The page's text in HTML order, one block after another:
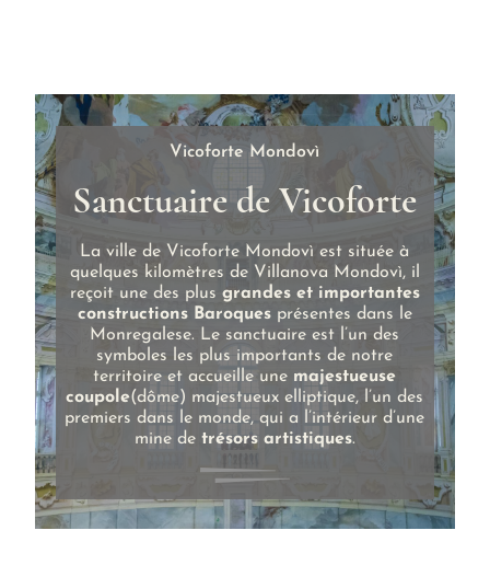
Vicoforte Mondovì
Sanctuaire de Vicoforte
La ville de Vicoforte Mondovì est située à
quelques kilomètres de Villanova Mondovì, il
reçoit une des plus grandes et importantes
constructions Baroquesprésentes dans le
Monregalese. Le sanctuaire est l’un des
symboles les plus importants de notre
territoire et accueille une majestueuse
coupole(dôme) majestueux elliptique, l’un des
premiers dans le monde, qui a l’intérieur d’une
mine de trésors artistiques.